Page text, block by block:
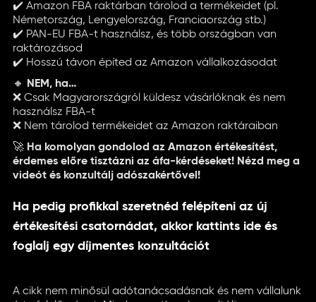
✔️ Amazon FBA raktárban tárolod a termékeidet (pl.
Németország, Lengyelország, Franciaország stb.)
✔️ PAN-EU FBA-t használsz, és több országban van
raktározásod
✔️ Hosszú távon építed az Amazon vállalkozásodat
🔸
NEM, ha…
❌ Csak Magyarországról küldesz vásárlóknak és nem
használsz FBA-t
❌ Nem tárolod termékeidet az Amazon raktáraiban
🚀 Ha komolyan gondolod az Amazon értékesítést,
érdemes előre tisztázni az áfa-kérdéseket! Nézd meg a
videót és konzultálj adószakértővel!
Ha pedig profikkal szeretnéd felépíteni az új
értékesítési csatornádat, akkor kattints ide és
foglalj egy díjmentes konzultációt
A cikk nem minősül adótanácsadásnak és nem vállalunk